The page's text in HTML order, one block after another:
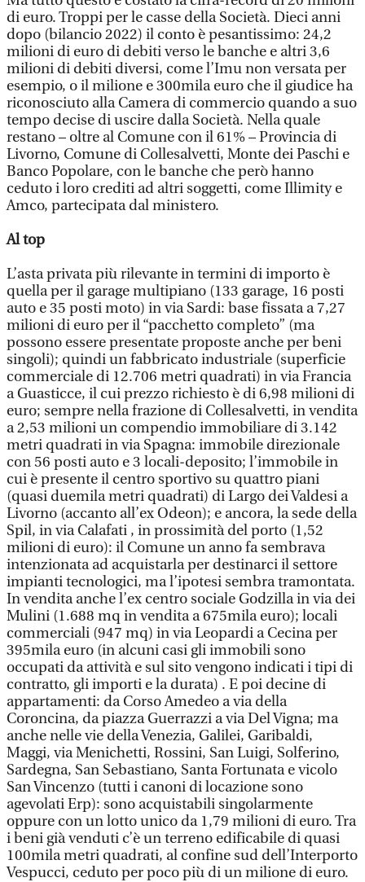
di euro. Troppi per le casse della Società. Dieci anni
dopo (bilancio 2022) il conto è pesantissimo: 24,2
milioni di euro di debiti verso le banche e altri 3,6
milioni di debiti diversi, come l’Imu non versata per
esempio, o il milione e 300mila euro che il giudice ha
riconosciuto alla Camera di commercio quando a suo
tempo decise di uscire dalla Società. Nella quale
restano – oltre al Comune con il 61% – Provincia di
Livorno, Comune di Collesalvetti, Monte dei Paschi e
Banco Popolare, con le banche che però hanno
ceduto i loro crediti ad altri soggetti, come Illimity e
Amco, partecipata dal ministero.
Al top
L’asta privata più rilevante in termini di importo è
quella per il garage multipiano (133 garage, 16 posti
auto e 35 posti moto) in via Sardi: base fissata a 7,27
milioni di euro per il “pacchetto completo” (ma
possono essere presentate proposte anche per beni
singoli); quindi un fabbricato industriale (superficie
commerciale di 12.706 metri quadrati) in via Francia
a Guasticce, il cui prezzo richiesto è di 6,98 milioni di
euro; sempre nella frazione di Collesalvetti, in vendita
a 2,53 milioni un compendio immobiliare di 3.142
metri quadrati in via Spagna: immobile direzionale
con 56 posti auto e 3 locali-deposito; l’immobile in
cui è presente il centro sportivo su quattro piani
(quasi duemila metri quadrati) di Largo dei Valdesi a
Livorno (accanto all’ex Odeon); e ancora, la sede della
Spil, in via Calafati , in prossimità del porto (1,52
milioni di euro): il Comune un anno fa sembrava
intenzionata ad acquistarla per destinarci il settore
impianti tecnologici, ma l’ipotesi sembra tramontata.
In vendita anche l’ex centro sociale Godzilla in via dei
Mulini (1.688 mq in vendita a 675mila euro); locali
commerciali (947 mq) in via Leopardi a Cecina per
395mila euro (in alcuni casi gli immobili sono
occupati da attività e sul sito vengono indicati i tipi di
contratto, gli importi e la durata) . E poi decine di
appartamenti: da Corso Amedeo a via della
Coroncina, da piazza Guerrazzi a via Del Vigna; ma
anche nelle vie della Venezia, Galilei, Garibaldi,
Maggi, via Menichetti, Rossini, San Luigi, Solferino,
Sardegna, San Sebastiano, Santa Fortunata e vicolo
San Vincenzo (tutti i canoni di locazione sono
agevolati Erp): sono acquistabili singolarmente
oppure con un lotto unico da 1,79 milioni di euro. Tra
i beni già venduti c’è un terreno edificabile di quasi
100mila metri quadrati, al confine sud dell’Interporto
Vespucci, ceduto per poco più di un milione di euro.